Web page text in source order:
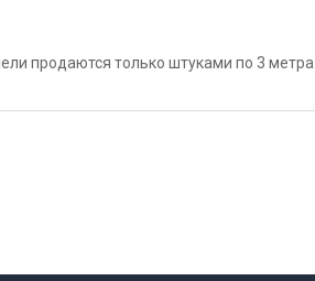
продаются только штуками по 3 метра